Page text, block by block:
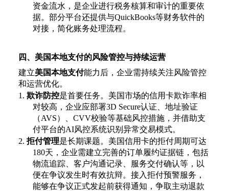
资金流水，是企业进行税务核算和审计的重要依
据。部分平台还提供与QuickBooks等财务软件的
对接，简化账务处理流程。
四、美国本地支付的风险管控与持续运营
建立美国本地支付能力后，企业需持续关注风险管控
和运营优化。
1. 欺诈防控是首要任务。美国市场的信用卡欺诈率相
对较高，企业应部署3D Secure认证、地址验证
（AVS）、CVV校验等基础风控措施，并借助支
付平台的AI风控系统识别异常交易模式。
2. 拒付管理是长期课题。美国信用卡的拒付周期可达
180天，企业需建立完善的订单履约证据链，包括
物流追踪、客户沟通记录、服务交付确认等，以
便在争议发生时有效抗辩。接入拒付预警服务，
能够在争议正式发起前获得通知，争取主动退款